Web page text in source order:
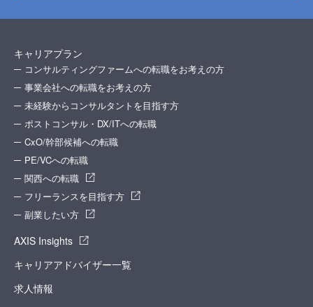
キャリアプラン
コンサルティングファームへの転職をお考えの方
事業会社への転職をお考えの方
未経験からコンサルタントを目指す方
ポストコンサル・DX/ITへの転職
CxO/幹部候補への転職
PE/VCへの転職
関西への転職
フリーランスを目指す方
副業したい方
AXIS Insights
キャリアアドバイザー一覧
求人情報